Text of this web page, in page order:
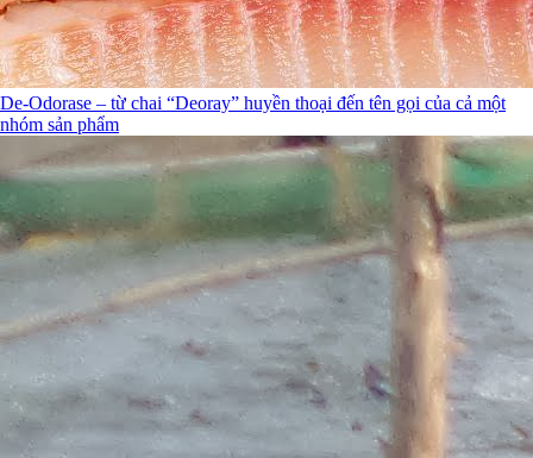
De-Odorase – từ chai “Deoray” huyền thoại đến tên gọi của cả một
nhóm sản phẩm